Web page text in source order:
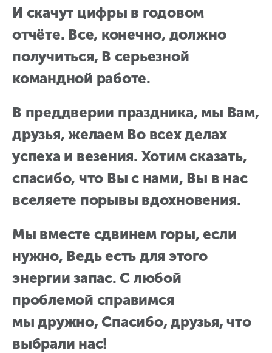
И скачут цифры в годовом
отчёте. Все, конечно, должно
получиться, В серьезной
командной работе.
В преддверии праздника, мы Вам,
друзья, желаем Во всех делах
успеха и везения. Хотим сказать,
спасибо, что Вы с нами, Вы в нас
вселяете порывы вдохновения.
Мы вместе сдвинем горы, если
нужно, Ведь есть для этого
энергии запас. С любой
проблемой справимся
мы дружно, Спасибо, друзья, что
выбрали нас!